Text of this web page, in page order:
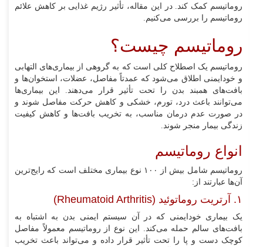
روماتیسم کمک کند. در این مقاله، تأثیر رژیم غذایی بر کاهش علائم
روماتیسم را بررسی می‌کنیم.
روماتیسم چیست؟
روماتیسم یک اصطلاح کلی است که به گروهی از بیماری‌های التهابی
و خودایمنی اطلاق می‌شود که عمدتاً مفاصل، عضلات، استخوان‌ها و
بافت‌های همبند بدن را تحت تأثیر قرار می‌دهند. این بیماری‌ها
می‌توانند باعث درد، تورم، خشکی و کاهش حرکت مفاصل شوند و
در صورت عدم درمان مناسب، به تخریب بافت‌ها و کاهش کیفیت
زندگی بیمار منجر شوند.
انواع روماتیسم
روماتیسم شامل بیش از ۱۰۰ نوع بیماری مختلف است که رایج‌ترین
آن‌ها عبارتند از:
۱. آرتریت روماتوئید (Rheumatoid Arthritis)
یک بیماری خودایمنی که در آن سیستم ایمنی بدن به اشتباه به
بافت‌های سالم حمله می‌کند. این نوع از روماتیسم معمولاً مفاصل
کوچک دست و پا را تحت تأثیر قرار داده و می‌تواند باعث تخریب